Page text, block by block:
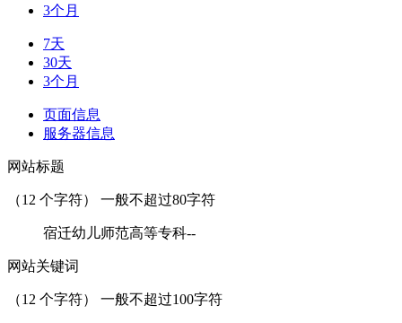
3个月
7天
30天
3个月
页面信息
服务器信息
网站标题
（12 个字符） 一般不超过80字符
宿迁幼儿师范高等专科--
网站关键词
（12 个字符） 一般不超过100字符